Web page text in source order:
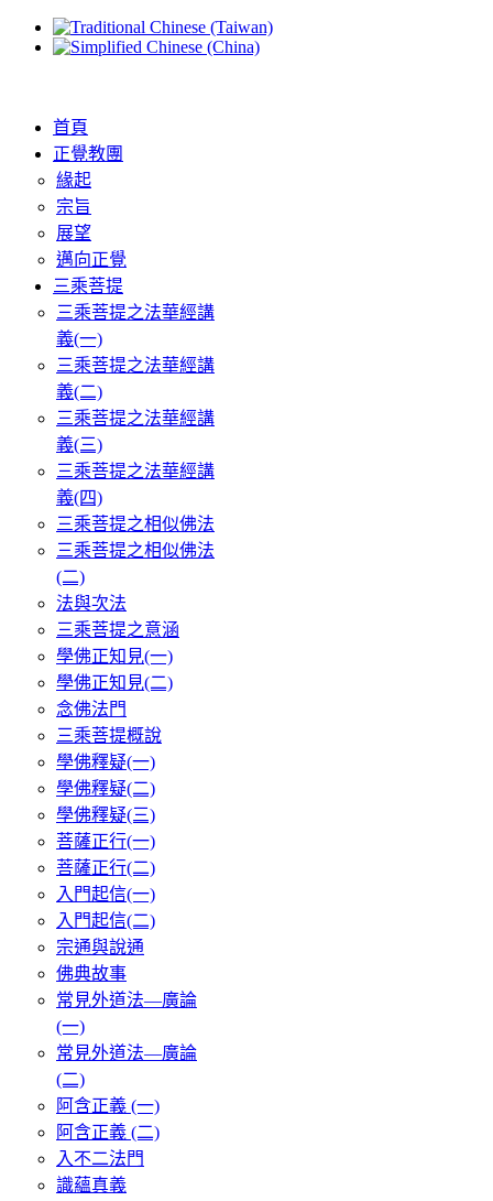
首頁
正覺教團
緣起
宗旨
展望
邁向正覺
三乘菩提
三乘菩提之法華經講
義(一)
三乘菩提之法華經講
義(二)
三乘菩提之法華經講
義(三)
三乘菩提之法華經講
義(四)
三乘菩提之相似佛法
三乘菩提之相似佛法
(二)
法與次法
三乘菩提之意涵
學佛正知見(一)
學佛正知見(二)
念佛法門
三乘菩提概說
學佛釋疑(一)
學佛釋疑(二)
學佛釋疑(三)
菩薩正行(一)
菩薩正行(二)
入門起信(一)
入門起信(二)
宗通與說通
佛典故事
常見外道法—廣論
(一)
常見外道法—廣論
(二)
阿含正義 (一)
阿含正義 (二)
入不二法門
識蘊真義